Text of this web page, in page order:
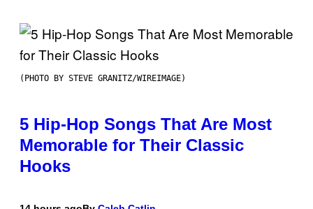
(PHOTO BY STEVE GRANITZ/WIREIMAGE)
5 Hip-Hop Songs That Are Most
Memorable for Their Classic
Hooks